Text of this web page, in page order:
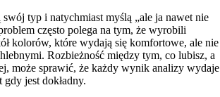
typ i natychmiast myślą „ale ja nawet nie
często polega na tym, że wyrobili
kolorów, które wydają się komfortowe, ale nie
Rozbieżność między tym, co lubisz, a
może sprawić, że każdy wynik analizy wydaje
jest dokładny.